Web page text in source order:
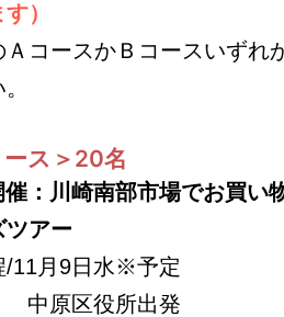
）
ＡコースかＢコースいずれ
ース＞20名
催：川崎南部市場でお買い
ツアー
/11月9日水※予定
原区役所出発